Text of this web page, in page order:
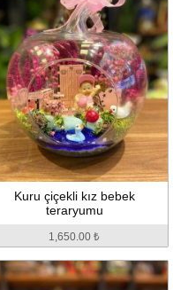
Kuru çiçekli kız bebek
teraryumu
1,650.00 ₺